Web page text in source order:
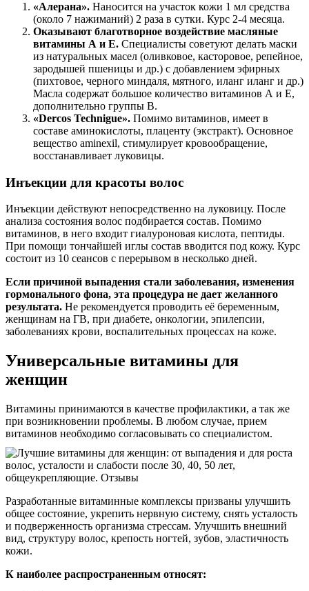
«Алерана». Наносится на участок кожи 1 мл средства
(около 7 нажиманий) 2 раза в сутки. Курс 2-4 месяца.
Оказывают благотворное воздействие масляные
витамины А и Е. Специалисты советуют делать маски
из натуральных масел (оливковое, касторовое, репейное,
зародышей пшеницы и др.) с добавлением эфирных
(пихтовое, черного миндаля, мятного, иланг иланг и др.)
Масла содержат большое количество витаминов А и Е,
дополнительно группы В.
«Dercos Technigue». Помимо витаминов, имеет в
составе аминокислоты, плаценту (экстракт). Основное
вещество aminexil, стимулирует кровообращение,
восстанавливает луковицы.
Инъекции для красоты волос
Инъекции действуют непосредственно на луковицу. После
анализа состояния волос подбирается состав. Помимо
витаминов, в него входит гиалуроновая кислота, пептиды.
При помощи тончайшей иглы состав вводится под кожу. Курс
состоит из 10 сеансов с перерывом в несколько дней.
Если причиной выпадения стали заболевания, изменения
гормонального фона, эта процедура не дает желанного
результата. Не рекомендуется проводить её беременным,
женщинам на ГВ, при диабете, онкологии, эпилепсии,
заболеваниях крови, воспалительных процессах на коже.
Универсальные витамины для
женщин
Витамины принимаются в качестве профилактики, а так же
при возникновении проблемы. В любом случае, прием
витаминов необходимо согласовывать со специалистом.
Разработанные витаминные комплексы призваны улучшить
общее состояние, укрепить нервную систему, снять усталость
и подверженность организма стрессам. Улучшить внешний
вид, структуру волос, крепость ногтей, зубов, эластичность
кожи.
К наиболее распространенным относят: